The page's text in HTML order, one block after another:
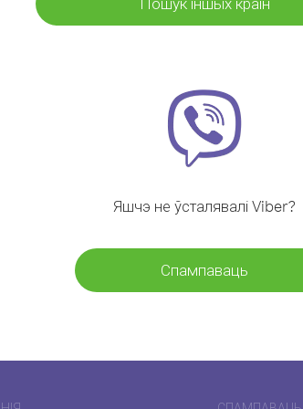
Яшчэ не ўсталявалі Viber?
Спампаваць